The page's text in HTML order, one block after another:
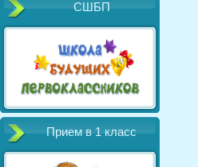
СШБП
Прием в 1 класс